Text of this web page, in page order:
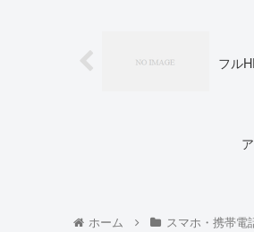
フル
ホーム スマホ・携帯電